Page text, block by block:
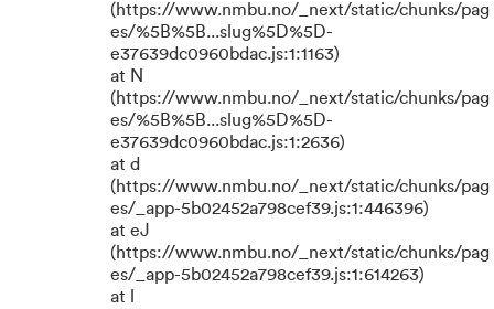
(https://www.nmbu.no/_next/static/chunks/pag
es/%5B%5B...slug%5D%5D-
e37639dc0960bdac.js:1:1163)
at N
(https://www.nmbu.no/_next/static/chunks/pag
es/%5B%5B...slug%5D%5D-
e37639dc0960bdac.js:1:2636)
at d
(https://www.nmbu.no/_next/static/chunks/pag
es/_app-5b02452a798cef39.js:1:446396)
at eJ
(https://www.nmbu.no/_next/static/chunks/pag
es/_app-5b02452a798cef39.js:1:614263)
at l